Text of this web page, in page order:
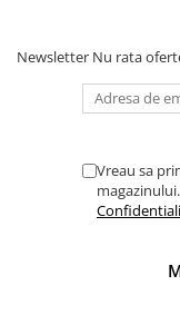
Newsletter Nu rata
Vreau sa